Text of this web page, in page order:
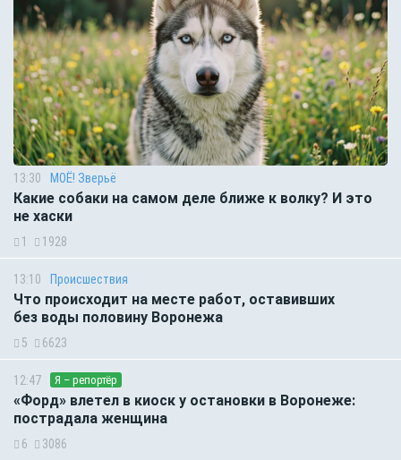
13:30 МОЁ! Зверьё
Какие собаки на самом деле ближе к волку? И это
не хаски
1 1928
13:10 Происшествия
Что происходит на месте работ, оставивших
без воды половину Воронежа
5 6623
12:47 Я – репортёр
«Форд» влетел в киоск у остановки в Воронеже:
пострадала женщина
6 3086